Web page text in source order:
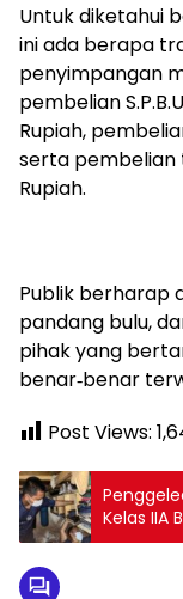
Untuk diketahui
ini ada berapa
penyimpangan
pembelian
Rupiah,
serta pembelian
Rupiah.
Publik berharap
pandang bulu,
pihak yang
benar‑benar
Post Views:
Kelas IIA